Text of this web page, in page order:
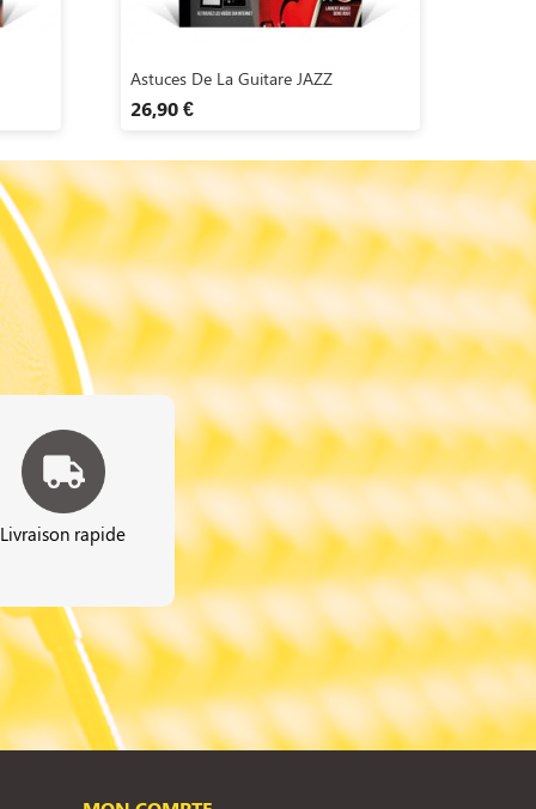
 Aperçu rapide
Astuces De La Guitare JAZZ
26,90 €
Livraison rapide